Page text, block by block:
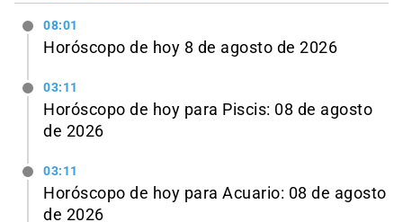
08:01
Horóscopo de hoy 8 de agosto de 2026
03:11
Horóscopo de hoy para Piscis: 08 de agosto
de 2026
03:11
Horóscopo de hoy para Acuario: 08 de agosto
de 2026